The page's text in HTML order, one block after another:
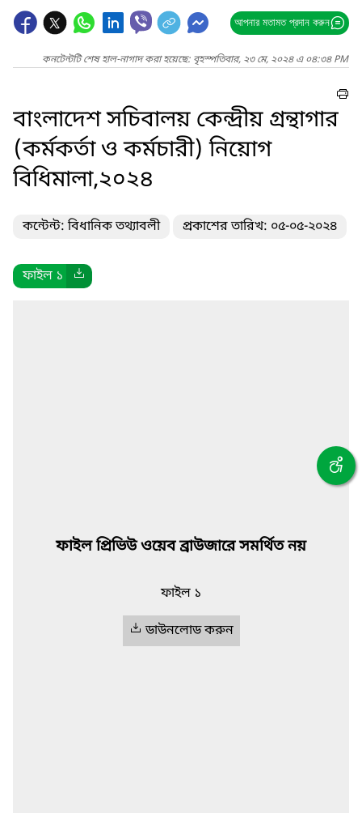
আপনার মতামত প্রদান করুন
কনটেন্টটি শেষ হাল-নাগাদ করা হয়েছে: বৃহস্পতিবার, ২৩ মে, ২০২৪ এ ০৪:৩৪ PM
বাংলাদেশ সচিবালয় কেন্দ্রীয় গ্রন্থাগার
(কর্মকর্তা ও কর্মচারী) নিয়োগ
বিধিমালা,২০২৪
কন্টেন্ট: বিধানিক তথ্যাবলী প্রকাশের তারিখ: ০৫-০৫-২০২৪
ফাইল ১
ফাইল প্রিভিউ ওয়েব ব্রাউজারে সমর্থিত নয়
ফাইল ১
ডাউনলোড করুন